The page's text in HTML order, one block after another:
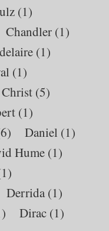
(1)
Chandler (1)
(1)
(1)
Christ (5)
(1)
Daniel (1)
Hume (1)
Derrida (1)
Dirac (1)